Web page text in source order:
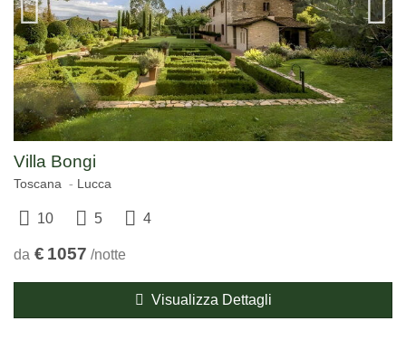
Villa Bongi
Toscana Lucca
10 5 4
da € 1057 /notte
Visualizza Dettagli